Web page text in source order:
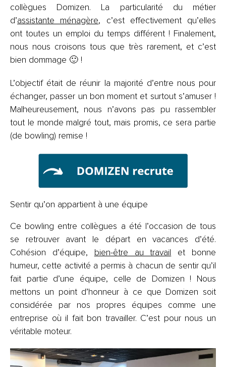
collègues Domizen. La particularité du métier
d’assistante ménagère, c’est effectivement qu’elles
ont toutes un emploi du temps différent ! Finalement,
nous nous croisons tous que très rarement, et c’est
bien dommage 🙂 !
L’objectif était de réunir la majorité d’entre nous pour
échanger, passer un bon moment et surtout s’amuser !
Malheureusement, nous n’avons pas pu rassembler
tout le monde malgré tout, mais promis, ce sera partie
(de bowling) remise !
Sentir qu’on appartient à une équipe
Ce bowling entre collègues a été l’occasion de tous
se retrouver avant le départ en vacances d’été.
Cohésion d’équipe, bien-être au travail et bonne
humeur, cette activité a permis à chacun de sentir qu’il
fait partie d’une équipe, celle de Domizen ! Nous
mettons un point d’honneur à ce que Domizen soit
considérée par nos propres équipes comme une
entreprise où il fait bon travailler. C’est pour nous un
véritable moteur.